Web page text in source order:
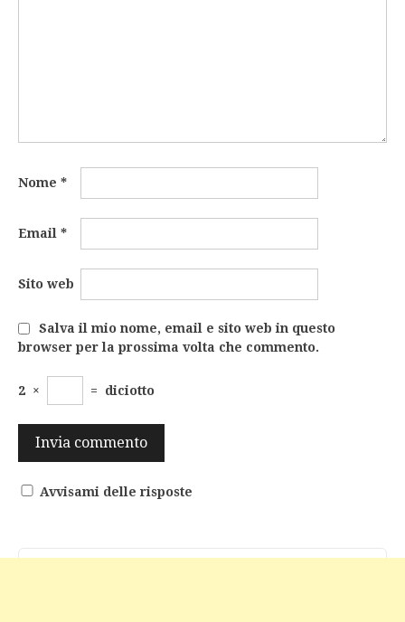
Nome *
Email *
Sito web
Salva il mio nome, email e sito web in questo
browser per la prossima volta che commento.
2 × = diciotto
Avvisami delle risposte